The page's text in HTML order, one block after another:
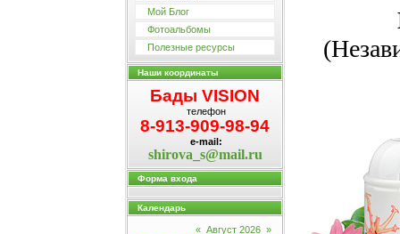
Мой Блог
Фотоальбомы
Полезные ресурсы
Наши координаты
Бады VISION
телефон
8-913-909-98-94
e-mail:
shirova_s@mail.ru
Форма входа
Календарь
« Август 2026 »